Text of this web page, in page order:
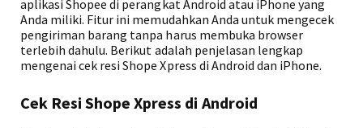
aplikasi Shopee di perangkat Android atau iPhone yang
Anda miliki. Fitur ini memudahkan Anda untuk mengecek
pengiriman barang tanpa harus membuka browser
terlebih dahulu. Berikut adalah penjelasan lengkap
mengenai cek resi Shope Xpress di Android dan iPhone.
Cek Resi Shope Xpress di Android